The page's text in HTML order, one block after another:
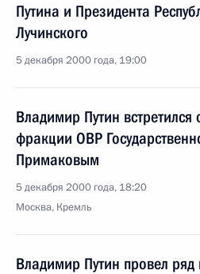
Путина и Президента
Лучинского
5 декабря 2000 года, 19:00
Владимир Путин встретился
фракции ОВР
Примаковым
5 декабря 2000 года, 18:20
Москва, Кремль
Владимир Путин провел ряд